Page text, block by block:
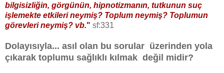
bilgisizliğin, görgünün, hipnotizmanın, tutkunun suç
işlemekte etkileri neymiş? Toplum neymiş? Toplumun
görevleri neymiş? vb." sf:331
Dolayısıyla... asıl olan bu sorular üzerinden yola
çıkarak toplumu sağlıklı kılmak değil midir?